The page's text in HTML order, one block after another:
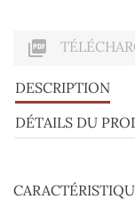

DESCRIPTION
DÉTAILS DU